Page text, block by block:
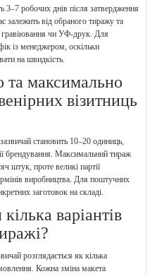
3–7 робочих днів після затвердження
залежить від обраного тиражу та
гравіювання чи УФ-друк. Для
із менеджером, оскільки
на швидкість.
та максимально
візитниць
становить 10–20 одиниць,
брендування. Максимальний тираж
штук, проте великі партії
виробництва. Для поштучних
заготовок на складі.
варіантів
розглядається як кілька
Кожна зміна макета